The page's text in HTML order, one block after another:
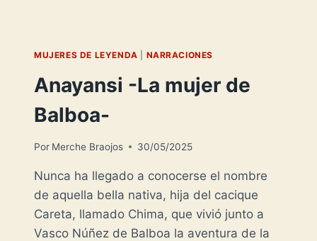
MUJERES DE LEYENDA NARRACIONES
Anayansi -La mujer de
Balboa-
Por Merche Braojos 30/05/2025
Nunca ha llegado a conocerse el nombre
de aquella bella nativa, hija del cacique
Careta, llamado Chima, que vivió junto a
Vasco Núñez de Balboa la aventura de la